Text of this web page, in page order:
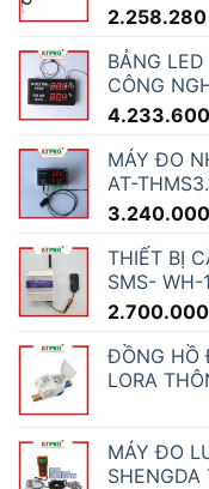
2.258.280
BẢNG
CÔNG
4.233.600
MÁY ĐO
AT-
3.240.000
THIẾT BỊ
SMS- WH-
2.700.000
ĐỒNG HỒ
LORA
MÁY ĐO